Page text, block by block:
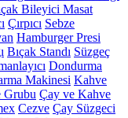
Bileyici Masat
Çırpıcı Sebze
Hamburger Presi
Bıçak Standı Süzgeç
Dondurma
Makinesi Kahve
Grubu Çay ve Kahve
Cezve Çay Süzgeci